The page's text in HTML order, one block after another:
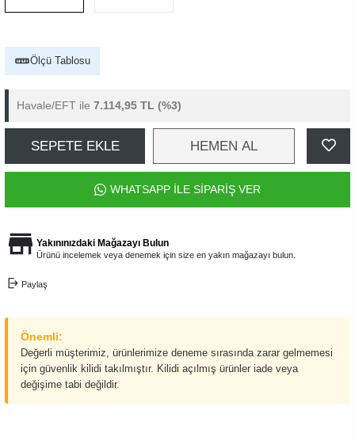
Ölçü Tablosu
Havale/EFT ile 7.114,95 TL (%3)
SEPETE EKLE HEMEN AL
WHATSAPP İLE SİPARİŞ VER
Yakınınızdaki Mağazayı Bulun
Ürünü incelemek veya denemek için size en yakın mağazayı bulun.
Paylaş
Önemli:
Değerli müşterimiz, ürünlerimize deneme sırasında zarar gelmemesi
için güvenlik kilidi takılmıştır. Kilidi açılmış ürünler iade veya
değişime tabi değildir.